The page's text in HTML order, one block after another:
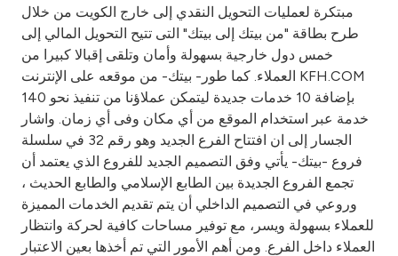
مبتكرة لعمليات التحويل النقدي إلى خارج الكويت من خلال
طرح بطاقة "من بيتك إلى بيتك" التى تتيح التحويل المالي إلى
خمس دول خارجية بسهولة وأمان وتلقى إقبالا كبيرا من
العملاء. كما طور- بيتك- من موقعه على الإنترنت KFH.COM
بإضافة 10 خدمات جديدة ليتمكن عملاؤنا من تنفيذ نحو 140
خدمة عبر استخدام الموقع من أي مكان وفى أي زمان. واشار
الجسار إلى ان افتتاح الفرع الجديد وهو رقم 32 في سلسلة
فروع -بيتك- يأتي وفق التصميم الجديد للفروع الذي يعتمد أن
تجمع الفروع الجديدة بين الطابع الإسلامي والطابع الحديث ،
وروعي في التصميم الداخلي أن يتم تقديم الخدمات المميزة
للعملاء بسهولة ويسر، مع توفير مساحات كافية لحركة وانتظار
العملاء داخل الفرع. ومن أهم الأمور التي تم أخذها بعين الاعتبار